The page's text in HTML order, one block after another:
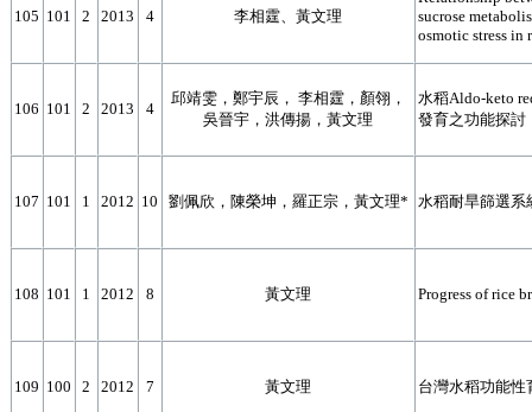
105 101 2 2013 4 李相霆、黃文理
sucrose
osmotic stress in
106 101 2 2013 4
邱靖雯，鄭宇辰， 李相霆，顏翎，
吳晉宇，洪傳揚，黃文理
水稻Aldo-keto
發育之功能探討
107 101 1 2012 10 劉佩欣，陳榮坤，羅正宗，黃文理* 水稻耐旱篩選系
108 101 1 2012 8 黃文理 Progress of rice
109 100 2 2012 7 黃文理 台灣水稻功能性